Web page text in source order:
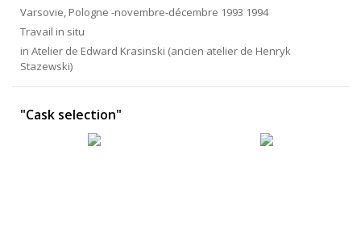
Varsovie, Pologne -novembre-décembre 1993 1994
Travail in situ
in Atelier de Edward Krasinski (ancien atelier de Henryk
Stazewski)
"Cask selection"